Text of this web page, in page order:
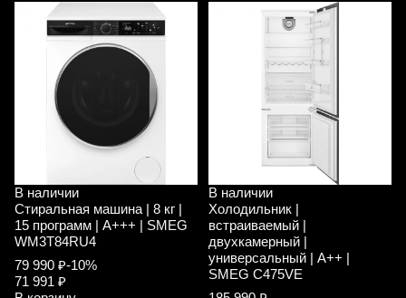
В наличии
Стиральная машина | 8 кг |
15 программ | A+++ | SMEG
WM3T84RU4
79 990 ₽-10%
71 991 ₽
В наличии
Холодильник |
встраиваемый |
двухкамерный |
универсальный | A++ |
SMEG C475VE